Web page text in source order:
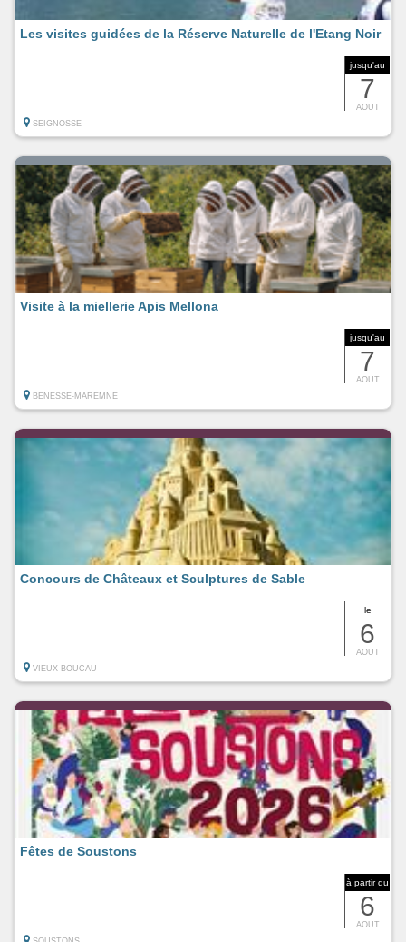
jusqu'au
7
AOUT
Les visites guidées de la Réserve Naturelle de l'Etang Noir
SEIGNOSSE
jusqu'au
7
AOUT
Visite à la miellerie Apis Mellona
BENESSE-MAREMNE
le
6
AOUT
Concours de Châteaux et Sculptures de Sable
VIEUX-BOUCAU
à partir du
6
AOUT
Fêtes de Soustons